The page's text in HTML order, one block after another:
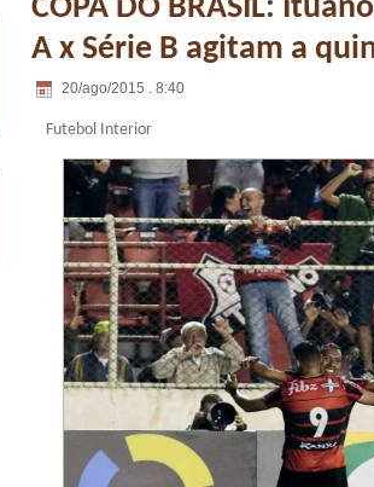
COPA DO BRASIL:
A x Série B agitam a
20/ago/2015 . 8:40
Futebol Interior